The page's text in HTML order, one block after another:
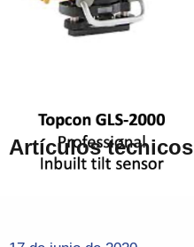
Artículos técnicos